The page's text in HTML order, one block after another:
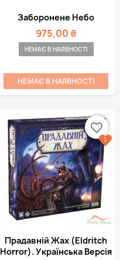
Заборонене Небо
975,00 ₴
НЕМАЄ В НАЯВНОСТІ
НЕМАЄ В НАЯВНОСТІ
Прадавній Жах (Eldritch
Horror). Українська Версія
favorite_border
1